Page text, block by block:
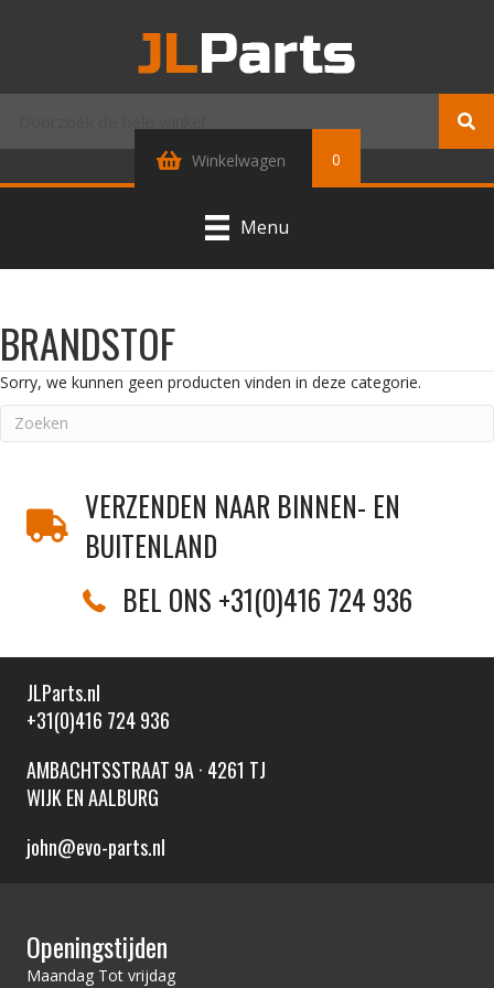
Winkelwagen 0
Menu
BRANDSTOF
Sorry, we kunnen geen producten vinden in deze categorie.
VERZENDEN NAAR BINNEN- EN
BUITENLAND
BEL ONS +31(0)416 724 936
JLParts.nl
+31(0)416 724 936
AMBACHTSSTRAAT 9A · 4261 TJ
WIJK EN AALBURG
john@evo-parts.nl
Openingstijden
Maandag Tot vrijdag